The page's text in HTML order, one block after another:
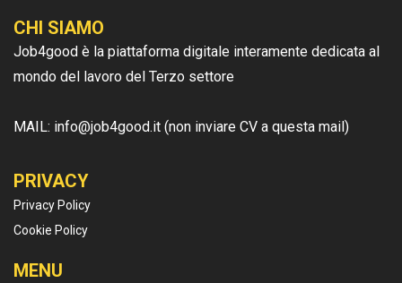
CHI SIAMO
Job4good è la piattaforma digitale interamente dedicata al
mondo del lavoro del Terzo settore
MAIL: info@job4good.it (non inviare CV a questa mail)
PRIVACY
Privacy Policy
Cookie Policy
MENU